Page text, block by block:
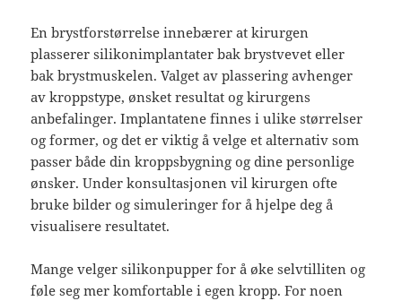
En brystforstørrelse innebærer at kirurgen
plasserer silikonimplantater bak brystvevet eller
bak brystmuskelen. Valget av plassering avhenger
av kroppstype, ønsket resultat og kirurgens
anbefalinger. Implantatene finnes i ulike størrelser
og former, og det er viktig å velge et alternativ som
passer både din kroppsbygning og dine personlige
ønsker. Under konsultasjonen vil kirurgen ofte
bruke bilder og simuleringer for å hjelpe deg å
visualisere resultatet.
Mange velger silikonpupper for å øke selvtilliten og
føle seg mer komfortable i egen kropp. For noen